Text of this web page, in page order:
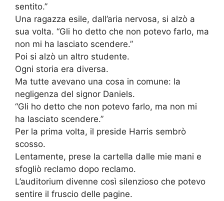
sentito.”
Una ragazza esile, dall’aria nervosa, si alzò a
sua volta. “Gli ho detto che non potevo farlo, ma
non mi ha lasciato scendere.”
Poi si alzò un altro studente.
Ogni storia era diversa.
Ma tutte avevano una cosa in comune: la
negligenza del signor Daniels.
“Gli ho detto che non potevo farlo, ma non mi
ha lasciato scendere.”
Per la prima volta, il preside Harris sembrò
scosso.
Lentamente, prese la cartella dalle mie mani e
sfogliò reclamo dopo reclamo.
L’auditorium divenne così silenzioso che potevo
sentire il fruscio delle pagine.